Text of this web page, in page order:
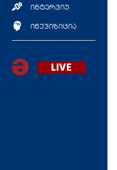
ინტერვიუ
ინქვიზიცია